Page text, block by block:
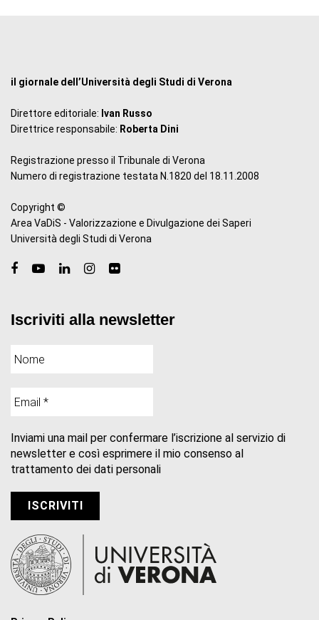
il giornale dell’Università degli Studi di Verona
Direttore editoriale: Ivan Russo
Direttrice responsabile: Roberta Dini
Registrazione presso il Tribunale di Verona
Numero di registrazione testata N.1820 del 18.11.2008
Copyright ©
Area VaDiS - Valorizzazione e Divulgazione dei Saperi
Università degli Studi di Verona
Iscriviti alla newsletter
Inviami una mail per confermare l’iscrizione al servizio di
newsletter e così esprimere il mio consenso al
trattamento dei dati personali